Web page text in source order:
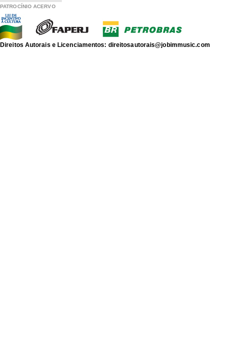
PATROCÍNIO ACERVO
Direitos Autorais e Licenciamentos: direitosautorais@jobimmusic.com